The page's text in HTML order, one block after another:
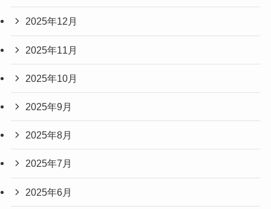
2025年12月
2025年11月
2025年10月
2025年9月
2025年8月
2025年7月
2025年6月